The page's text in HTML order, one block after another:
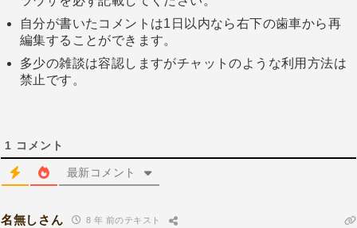
自分が書いたコメントは1日以内なら右下の歯車から再
編集することができます。
多少の雑談は容認しますがチャットのような利用方法は
禁止です。
1 コメント
最新コメント
名無しさん 8 年 前のテキスト